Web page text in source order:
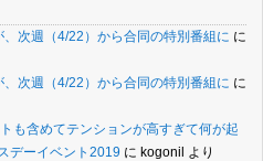
次週（4/22）から合同の特別番組に に
次週（4/22）から合同の特別番組に に
も含めてテンションが高すぎて何が起
デーイベント2019 に kogonil より